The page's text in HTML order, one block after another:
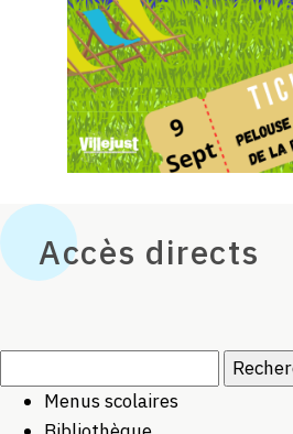
Accès directs
Menus scolaires